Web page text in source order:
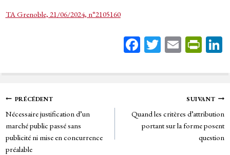
TA Grenoble, 21/06/2024, n°2105160
Fa
bo
T
tt
E
ail
Pr
tF
rie
n
dl
y
Navigation
de
l’article
PRÉCÉDENT
Nécessaire justification d’un
marché public passé sans
publicité ni mise en concurrence
préalable
SUIVANT
Quand les critères d’attribution
portant sur la forme posent
question